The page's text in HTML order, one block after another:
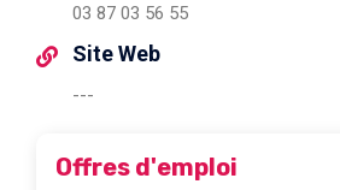
03 87 03 56 55
Site Web
---
Offres d'emploi